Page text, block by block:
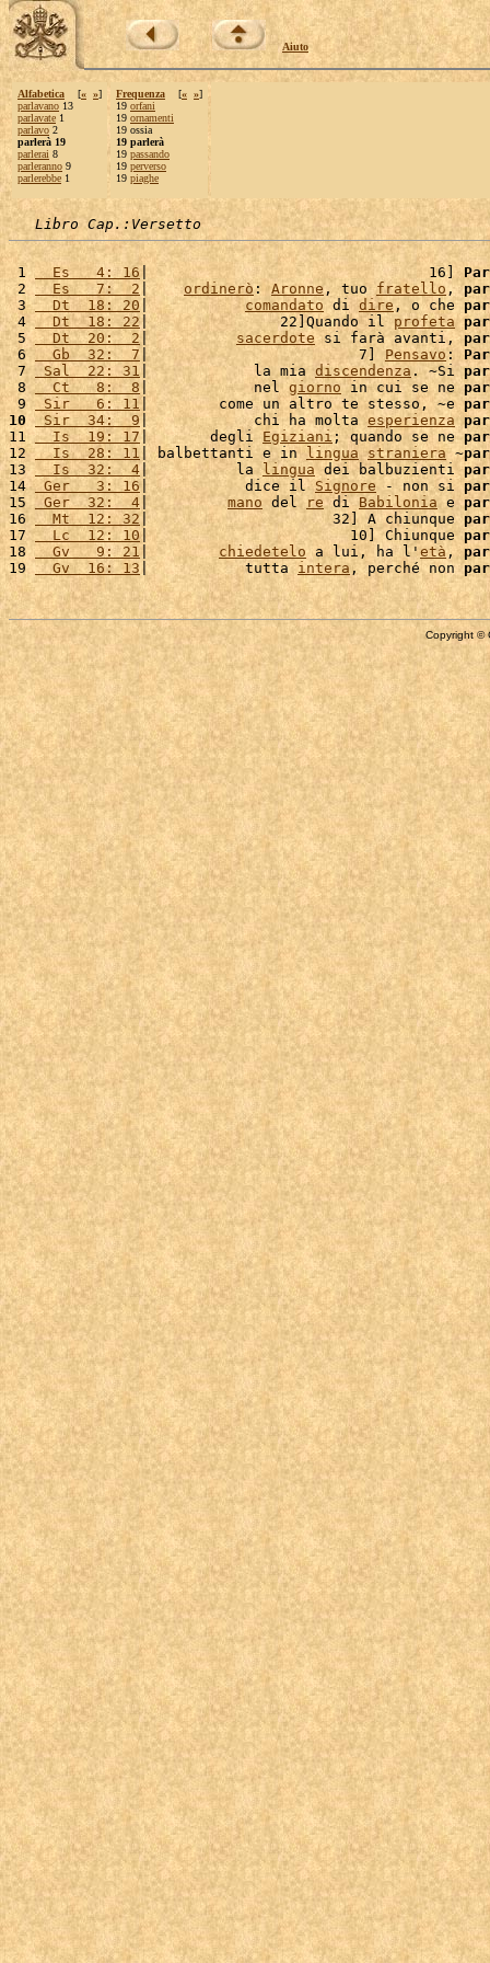
Aiuto
Alfabetica [« »]
parlavano 13
parlavate 1
parlavo 2
parlerà 19
parlerai 8
parleranno 9
parlerebbe 1
Frequenza [« »]
19 orfani
19 ornamenti
19 ossia
19 parlerà
19 passando
19 perverso
19 piaghe
Libro Cap.:Versetto
1
  Es   4: 16
|                                16]
2
  Es   7:  2
| ordinerò: Aronne, tuo fratello ,
3
  Dt  18: 20
| comandato di dire , o che
4
  Dt  18: 22
|               22]Quando il profeta
5
  Dt  20:  2
| sacerdote si farà avanti,
6
  Gb  32:  7
|                        7] Pensavo :
7
Sal  22: 31|            la mia discendenza . ~Si
8
  Ct   8:  8
|            nel giorno in cui se ne
9 Sir   6: 11|        come un altro te stesso, ~e
10
Sir  34:  9 |            chi ha molta esperienza
11
  Is  19: 17
|       degli Egiziani ; quando se ne
12
  Is  28: 11
| balbettanti e in lingua straniera ~
13
  Is  32:  4
|          la lingua dei balbuzienti
14 Ger   3: 16 |           dice il Signore - non si
15 Ger  32:  4 | mano del re di Babilonia e
16
  Mt  12: 32
|                     32] A chiunque
17
  Lc  12: 10
|                       10] Chiunque
18
  Gv   9: 21
| chiedetelo a lui, ha l' età ,
19
  Gv  16: 13
|           tutta intera , perché non
Copyright ©